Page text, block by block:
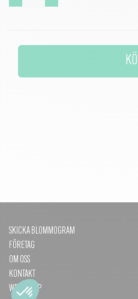
SKICKA BLOMMOGRAM
FÖRETAG
OM OSS
KONTAKT
WEBBSHOP